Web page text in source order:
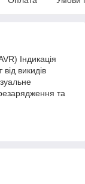
Індикація
викидів
та